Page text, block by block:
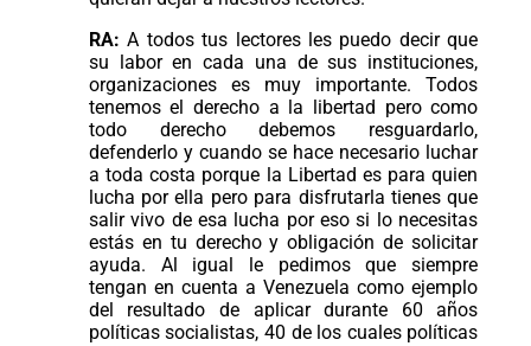
RA:A todos tus lectores les puedo decir que
su labor en cada una de sus instituciones,
organizaciones es muy importante. Todos
tenemos el derecho a la libertad pero como
todo derecho debemos resguardarlo,
defenderlo y cuando se hace necesario luchar
a toda costa porque la Libertad es para quien
lucha por ella pero para disfrutarla tienes que
salir vivo de esa lucha por eso si lo necesitas
estás en tu derecho y obligación de solicitar
ayuda. Al igual le pedimos que siempre
tengan en cuenta a Venezuela como ejemplo
del resultado de aplicar durante 60 años
políticas socialistas, 40 de los cuales políticas